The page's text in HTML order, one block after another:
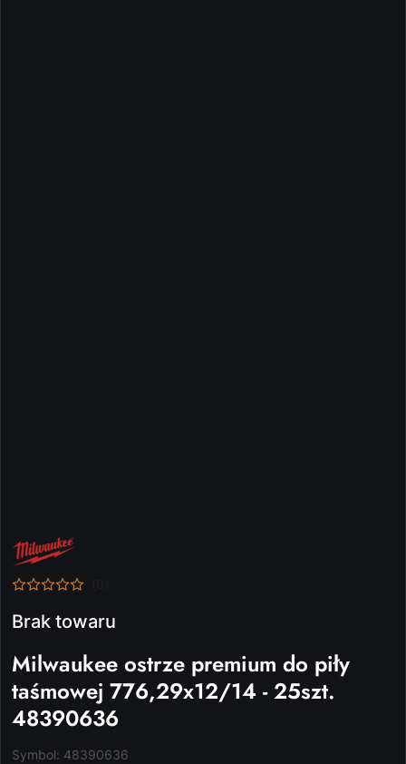
NAZWA
PRODUCENTA:
MILWAUKEE
Brak towaru
Milwaukee ostrze premium do piły
taśmowej 776,29x12/14 - 25szt.
48390636
Symbol: 48390636